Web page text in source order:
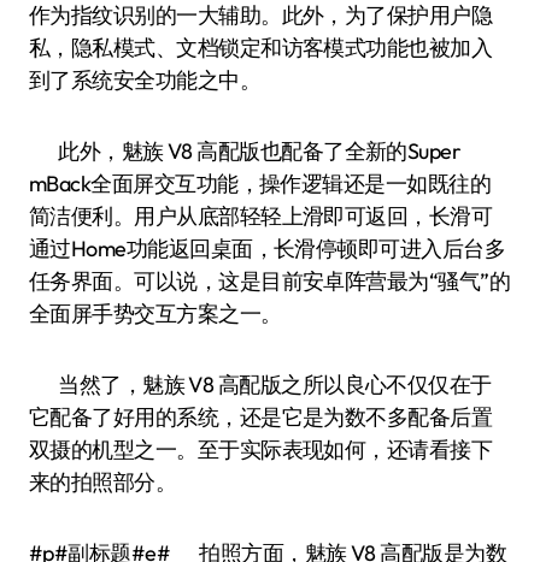
作为指纹识别的一大辅助。此外，为了保护用户隐
私，隐私模式、文档锁定和访客模式功能也被加入
到了系统安全功能之中。
此外，魅族 V8 高配版也配备了全新的Super
mBack全面屏交互功能，操作逻辑还是一如既往的
简洁便利。用户从底部轻轻上滑即可返回，长滑可
通过Home功能返回桌面，长滑停顿即可进入后台多
任务界面。可以说，这是目前安卓阵营最为“骚气”的
全面屏手势交互方案之一。
当然了，魅族 V8 高配版之所以良心不仅仅在于
它配备了好用的系统，还是它是为数不多配备后置
双摄的机型之一。至于实际表现如何，还请看接下
来的拍照部分。
#p#副标题#e# 拍照方面，魅族 V8 高配版是为数